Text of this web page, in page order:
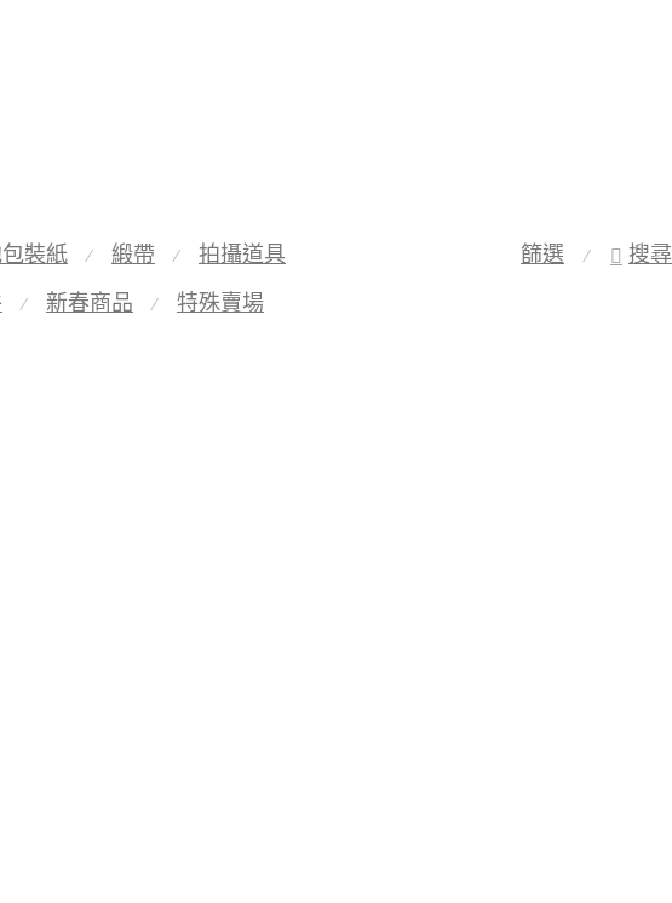
篩選 ⁄ 搜尋
裝紙 ⁄ 緞帶 ⁄ 拍攝道具
⁄ 新春商品 ⁄ 特殊賣場